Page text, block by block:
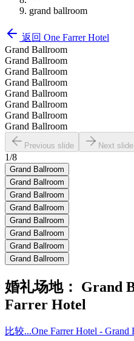
grand ballroom
返回 One Farrer Hotel
Grand Ballroom
Grand Ballroom
Grand Ballroom
Grand Ballroom
Grand Ballroom
Grand Ballroom
Grand Ballroom
Grand Ballroom
Previous slide Next slide
1/8
Grand Ballroom
Grand Ballroom
Grand Ballroom
Grand Ballroom
Grand Ballroom
Grand Ballroom
Grand Ballroom
Grand Ballroom
婚礼场地： Grand
Farrer Hotel
比较...One Farrer Hotel -